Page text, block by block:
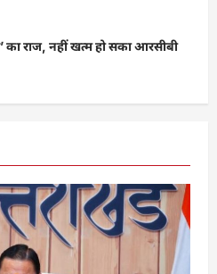
का राज, नहीं खत्म हो सका आरसीबी